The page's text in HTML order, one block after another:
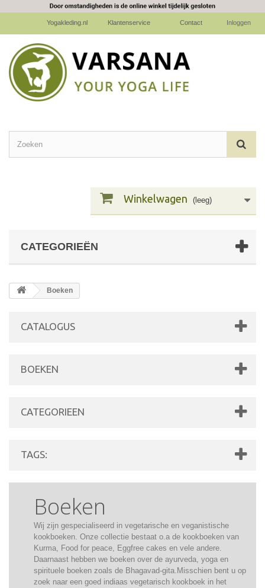
Inloggen
Contact
Klantenservice
Yogakleding.nl
Winkelwagen (leeg)
CATEGORIEËN
Boeken
CATALOGUS
BOEKEN
CATEGORIEEN
TAGS:
Boeken
Wij zijn gespecialiseerd in vegetarische en veganistische
kookboeken. Onze collectie bestaat o.a de kookboeken van
Kurma, Food for peace, Eggfree cakes en vele andere.
Daarnaast hebben we boeken over de ayurveda, yoga en
spirituele boeken zoals de Bhagavad-gita.Misschien bent u op
zoek naar een goed indiaas vegetarisch kookboek in het